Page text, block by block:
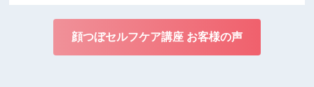
顔つぼセルフケア講座 お客様の声